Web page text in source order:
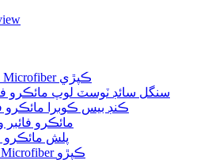
ڪار جي صفائي Microfiber ڪپڙي
سنگل سائڊ ٽوسٽ لوپ مائڪرو
ڪنڊ بيس ڪوبرا مائڪرو
مائڪرو فائبر
پلش مائڪرو
گھر جي صفائي Microfiber ڪپڙو